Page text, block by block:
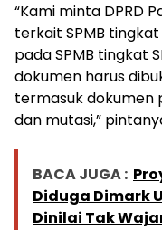
“Kami minta DPRD
terkait SPMB
pada SPMB tingkat
dokumen harus
termasuk dokumen
dan mutasi,”
BACA JUGA :
Diduga Dimark
Dinilai Tak